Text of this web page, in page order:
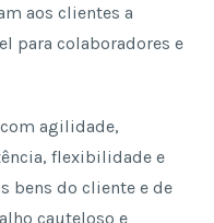
aos clientes a
para colaboradores e
agilidade,
flexibilidade e
bens do cliente e de
cauteloso e